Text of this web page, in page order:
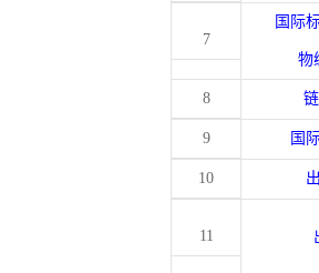
7
国际
物
8
9 国
10
11